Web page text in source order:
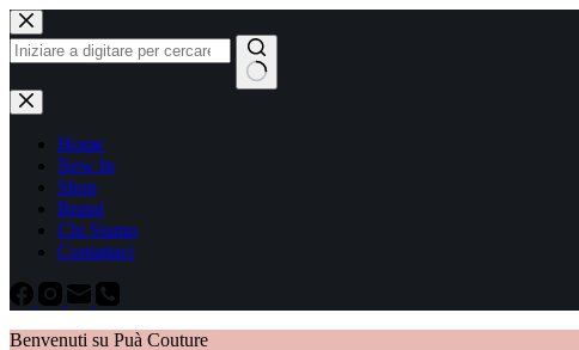
Home
New In
Shop
Brand
Chi Siamo
Contattaci
Benvenuti su Puà Couture